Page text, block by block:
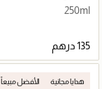
250ml
هدايا مجانية الأفضل مبيعاً